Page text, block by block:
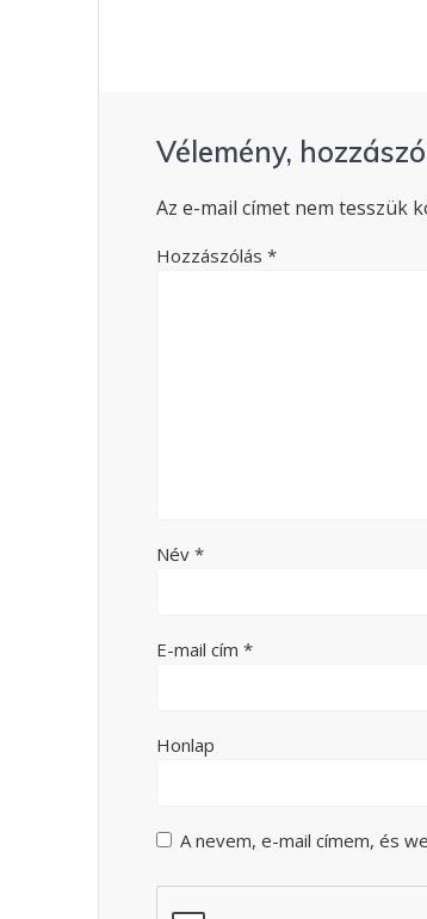
Vélemény,
Az e-mail címet nem tesszük
Hozzászólás*
Név*
E-mail cím*
Honlap
A nevem, e-mail címem, és